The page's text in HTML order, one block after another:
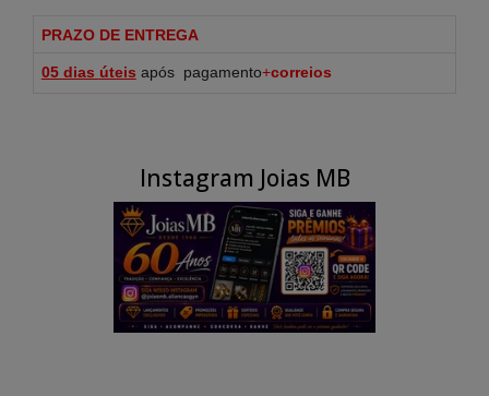
PRAZO DE ENTREGA
05 dias úteis após pagamento+correios
Instagram Joias MB